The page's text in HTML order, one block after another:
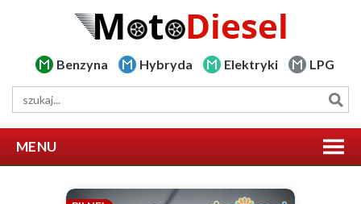
Benzyna Hybryda Elektryki LPG
MENU